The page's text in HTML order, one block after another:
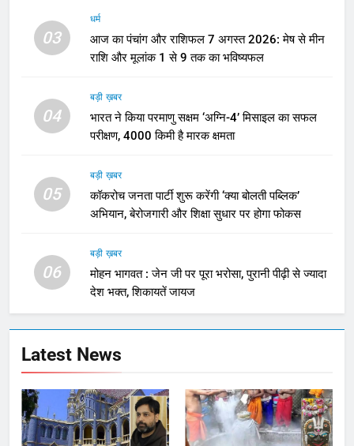
03
धर्म
आज का पंचांग और राशिफल 7 अगस्त 2026: मेष से मीन
राशि और मूलांक 1 से 9 तक का भविष्यफल
04
बड़ी ख़बर
भारत ने किया परमाणु सक्षम ‘अग्नि-4’ मिसाइल का सफल
परीक्षण, 4000 किमी है मारक क्षमता
05
बड़ी ख़बर
कॉकरोच जनता पार्टी शुरू करेंगी ‘क्या बोलती पब्लिक’
अभियान, बेरोजगारी और शिक्षा सुधार पर होगा फोकस
06
बड़ी ख़बर
मोहन भागवत : जेन जी पर पूरा भरोसा, पुरानी पीढ़ी से ज्यादा
देश भक्त, शिकायतें जायज
Latest News